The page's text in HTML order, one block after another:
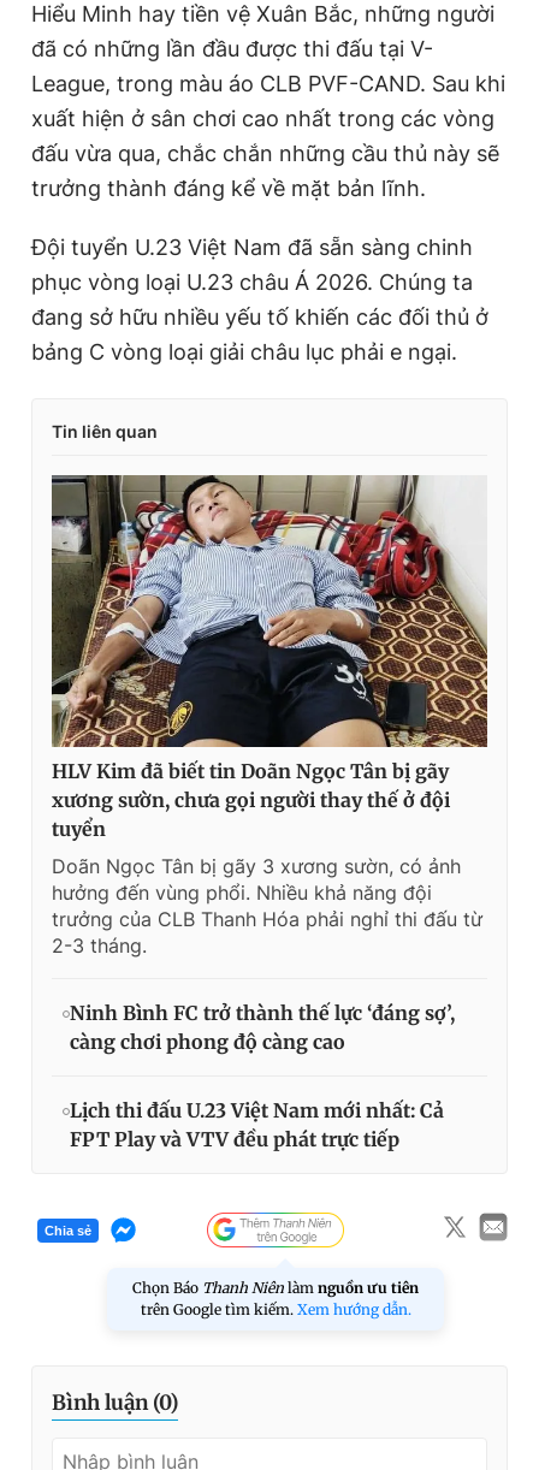
Hiểu Minh hay tiền vệ Xuân Bắc, những người
đã có những lần đầu được thi đấu tại V-
League, trong màu áo CLB PVF-CAND. Sau khi
xuất hiện ở sân chơi cao nhất trong các vòng
đấu vừa qua, chắc chắn những cầu thủ này sẽ
trưởng thành đáng kể về mặt bản lĩnh.
Đội tuyển U.23 Việt Nam đã sẵn sàng chinh
phục vòng loại U.23 châu Á 2026. Chúng ta
đang sở hữu nhiều yếu tố khiến các đối thủ ở
bảng C vòng loại giải châu lục phải e ngại.
Tin liên quan
HLV Kim đã biết tin Doãn Ngọc Tân bị gãy
xương sườn, chưa gọi người thay thế ở đội
tuyển
Doãn Ngọc Tân bị gãy 3 xương sườn, có ảnh
hưởng đến vùng phổi. Nhiều khả năng đội
trưởng của CLB Thanh Hóa phải nghỉ thi đấu từ
2-3 tháng.
Ninh Bình FC trở thành thế lực ‘đáng sợ’,
càng chơi phong độ càng cao
Lịch thi đấu U.23 Việt Nam mới nhất: Cả
FPT Play và VTV đều phát trực tiếp
Chia sẻ
Chọn Báo Thanh Niên làm nguồn ưu tiên
trên Google tìm kiếm. Xem hướng dẫn.
Bình luận (0)